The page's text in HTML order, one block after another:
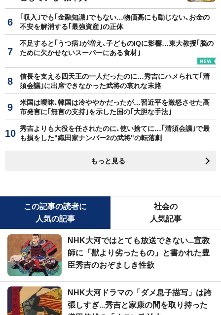
｢収入｣でも｢金融知識｣でもない…物価高にも動じない､お金の
不安を解消する｢最強資産｣の正体
不足すると｢うつ病｣が増え､子どものIQに影響…東大教授｢脳の
ために欠かせないスーパーにある食材｣
信長を支える四天王の一人だったのに…秀吉にハメられて｢清
須会議｣に出席できなかった武将の哀れな末路
米国は曖昧､韓国は冷ややかだったが…習近平を激怒させた高
市発言に｢無言の支持｣を示した国の｢大胆な手法｣
秀吉よりも大役を任されたのに､使い捨てに…｢清須会議｣で最
も損をした"織田家ナンバー2の武将"の転落劇
もっと見る
この記事の読者に
人気の記事
社会の
人気記事
NHK大河ではとても放送できない...宣教
師に「獣より劣ったもの」と書かれた豊
臣秀吉のおぞましき性欲
NHK大河ドラマの「ダメ息子描写」は誇
張しすぎ...秀吉と家康の間を取り持った